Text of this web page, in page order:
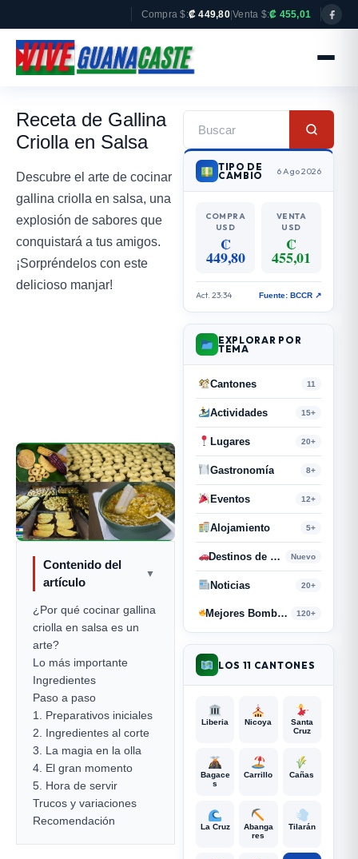
Compra $:₡ 449,80| Venta $:₡ 455,01
Receta de Gallina
Criolla en Salsa
Descubre el arte de cocinar
gallina criolla en salsa, una
explosión de sabores que
conquistará a tus amigos.
¡Sorpréndelos con este
delicioso manjar!
Contenido del
artículo
▼
¿Por qué cocinar gallina
criolla en salsa es un
arte?
Lo más importante
Ingredientes
Paso a paso
1. Preparativos iniciales
2. Ingredientes al corte
3. La magia en la olla
4. El gran momento
5. Hora de servir
Trucos y variaciones
Recomendación
TIPO DE
CAMBIO 6 Ago 2026
COMPRA
USD
₡
449,80
VENTA
USD
₡
455,01
Act. 23:34 Fuente: BCCR ↗
EXPLORAR POR
TEMA
Cantones 11
Actividades 15+
Lugares 20+
Gastronomía 8+
Eventos 12+
Alojamiento 5+
Destinos de Paso Nuevo
Noticias 20+
Mejores Bombas y Retahílas 120+
LOS 11 CANTONES
Liberia Nicoya
Santa
Cruz
Bagace
s
Carrillo Cañas
La Cruz
Abanga
res
Tilarán